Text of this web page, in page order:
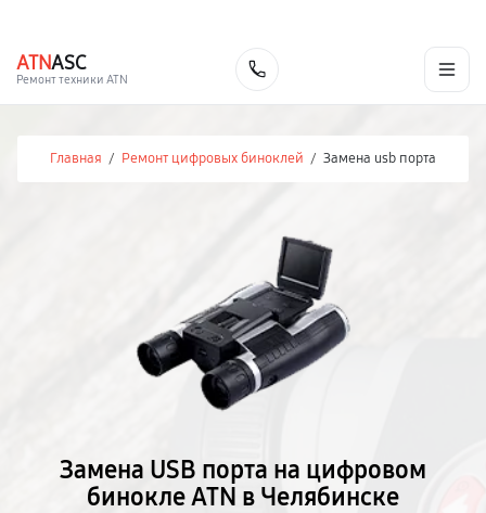
ATNASC
Ремонт техники ATN
Главная / Ремонт цифровых биноклей / Замена usb порта
Замена USB порта на цифровом
бинокле ATN в Челябинске